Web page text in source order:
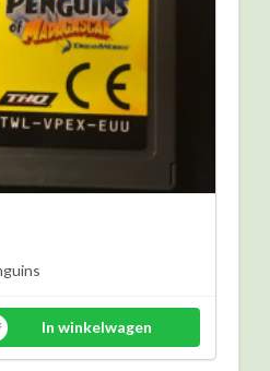
In winkelwagen